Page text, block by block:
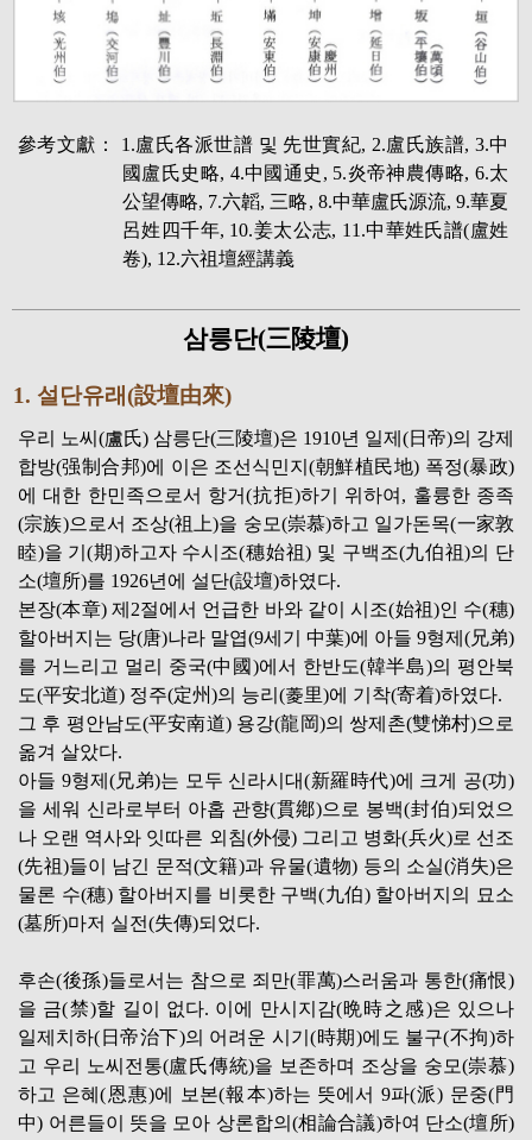
參考文獻： 1.盧氏各派世譜 및 先世實紀, 2.盧氏族譜, 3.中
國盧氏史略, 4.中國通史, 5.炎帝神農傳略, 6.太
公望傳略, 7.六韜, 三略, 8.中華盧氏源流, 9.華夏
呂姓四千年, 10.姜太公志, 11.中華姓氏譜(盧姓
卷), 12.六祖壇經講義
삼릉단(三陵壇)
1. 설단유래(設壇由來)
우리 노씨(盧氏) 삼릉단(三陵壇)은 1910년 일제(日帝)의 강제
합방(强制合邦)에 이은 조선식민지(朝鮮植民地) 폭정(暴政)
에 대한 한민족으로서 항거(抗拒)하기 위하여, 훌륭한 종족
(宗族)으로서 조상(祖上)을 숭모(崇慕)하고 일가돈목(一家敦
睦)을 기(期)하고자 수시조(穗始祖) 및 구백조(九伯祖)의 단
소(壇所)를 1926년에 설단(設壇)하였다.
본장(本章) 제2절에서 언급한 바와 같이 시조(始祖)인 수(穗)
할아버지는 당(唐)나라 말엽(9세기 中葉)에 아들 9형제(兄弟)
를 거느리고 멀리 중국(中國)에서 한반도(韓半島)의 평안북
도(平安北道) 정주(定州)의 능리(菱里)에 기착(寄着)하였다.
그 후 평안남도(平安南道) 용강(龍岡)의 쌍제촌(雙悌村)으로
옮겨 살았다.
아들 9형제(兄弟)는 모두 신라시대(新羅時代)에 크게 공(功)
을 세워 신라로부터 아홉 관향(貫鄕)으로 봉백(封伯)되었으
나 오랜 역사와 잇따른 외침(外侵) 그리고 병화(兵火)로 선조
(先祖)들이 남긴 문적(文籍)과 유물(遺物) 등의 소실(消失)은
물론 수(穗) 할아버지를 비롯한 구백(九伯) 할아버지의 묘소
(墓所)마저 실전(失傳)되었다.
후손(後孫)들로서는 참으로 죄만(罪萬)스러움과 통한(痛恨)
을 금(禁)할 길이 없다. 이에 만시지감(晩時之感)은 있으나
일제치하(日帝治下)의 어려운 시기(時期)에도 불구(不拘)하
고 우리 노씨전통(盧氏傳統)을 보존하며 조상을 숭모(崇慕)
하고 은혜(恩惠)에 보본(報本)하는 뜻에서 9파(派) 문중(門
中) 어른들이 뜻을 모아 상론합의(相論合議)하여 단소(壇所)